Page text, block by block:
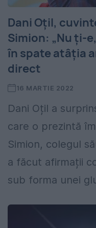
Dani Oțil,
Simion: „Nu ți-
în spate atâția
direct
16 MARTIE 2022
Dani Oțil a
care o prezintă
Simion, colegul
a făcut afirmații
sub forma unei